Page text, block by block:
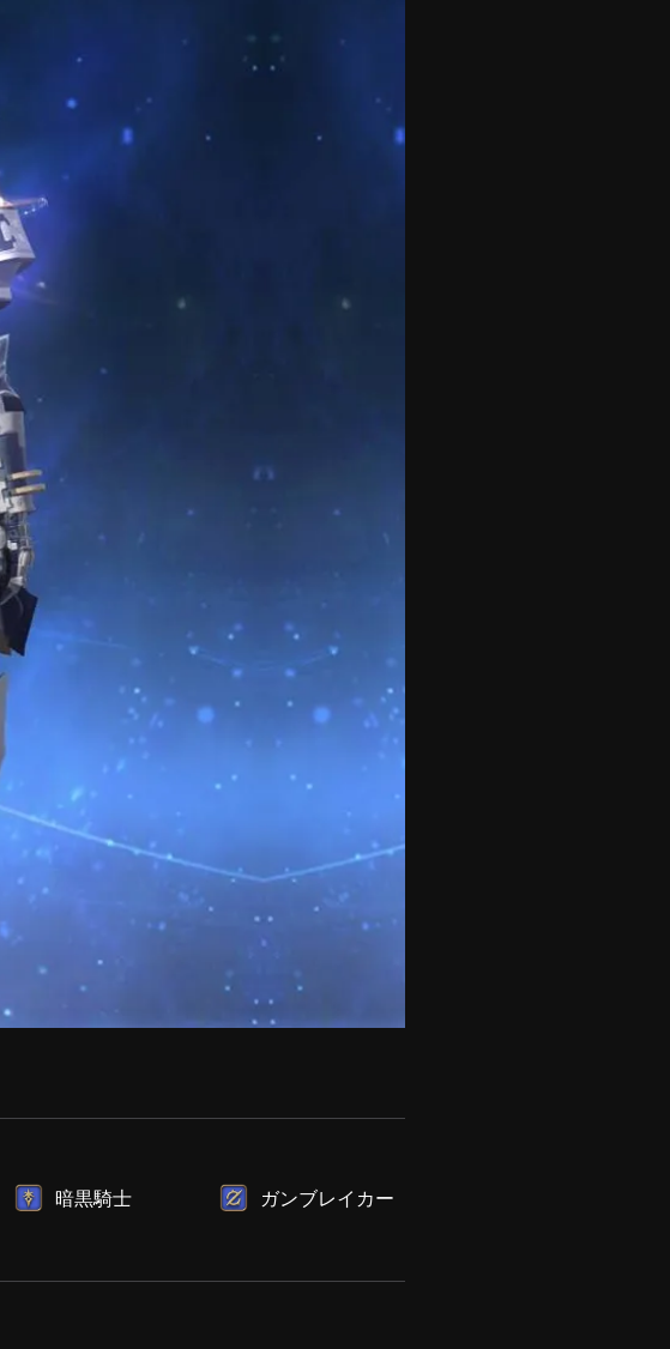
暗黒騎士 ガンブレイカー